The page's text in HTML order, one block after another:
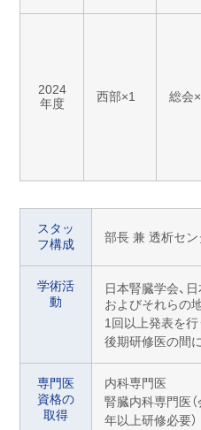
2024
年度
西部×1 総会
スタッ
フ構成
部長 兼 透析セン
学術活
動
日本腎臓学会、
およびそれらの
1回以上発表を行
後期研修医の間
専門医
資格の
取得
内科専門医
腎臓内科専門医
年以上研修必要）